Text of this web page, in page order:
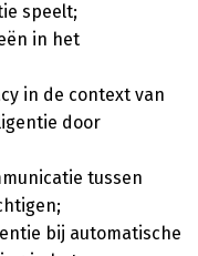
speelt;
in het
in de context van
door
tussen
bij automatische